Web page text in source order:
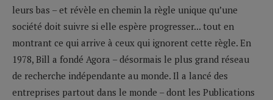
leurs bas – et révèle en chemin la règle unique qu’une
société doit suivre si elle espère progresser... tout en
montrant ce qui arrive à ceux qui ignorent cette règle. En
1978, Bill a fondé Agora – désormais le plus grand réseau
de recherche indépendante au monde. Il a lancé des
entreprises partout dans le monde – dont les Publications